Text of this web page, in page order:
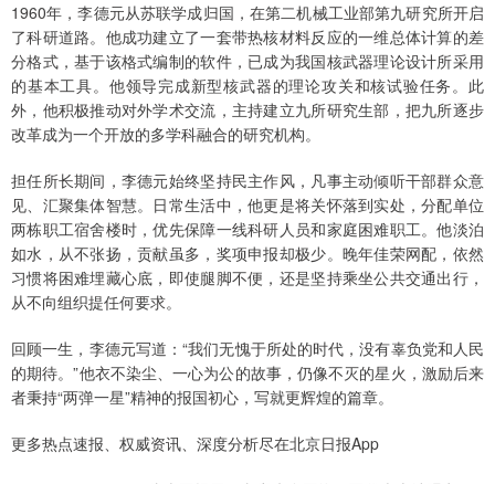
1960年，李德元从苏联学成归国，在第二机械工业部第九研究所开启
了科研道路。他成功建立了一套带热核材料反应的一维总体计算的差
分格式，基于该格式编制的软件，已成为我国核武器理论设计所采用
的基本工具。他领导完成新型核武器的理论攻关和核试验任务。此
外，他积极推动对外学术交流，主持建立九所研究生部，把九所逐步
改革成为一个开放的多学科融合的研究机构。
担任所长期间，李德元始终坚持民主作风，凡事主动倾听干部群众意
见、汇聚集体智慧。日常生活中，他更是将关怀落到实处，分配单位
两栋职工宿舍楼时，优先保障一线科研人员和家庭困难职工。他淡泊
如水，从不张扬，贡献虽多，奖项申报却极少。晚年佳荣网配，依然
习惯将困难埋藏心底，即使腿脚不便，还是坚持乘坐公共交通出行，
从不向组织提任何要求。
回顾一生，李德元写道：“我们无愧于所处的时代，没有辜负党和人民
的期待。”他衣不染尘、一心为公的故事，仍像不灭的星火，激励后来
者秉持“两弹一星”精神的报国初心，写就更辉煌的篇章。
更多热点速报、权威资讯、深度分析尽在北京日报App